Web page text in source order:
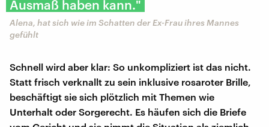
Ausmaß haben kann."
Alena, hat sich wie im Schatten der Ex-Frau ihres Mannes
gefühlt
Schnell wird aber klar: So unkompliziert ist das nicht.
Statt frisch verknallt zu sein inklusive rosaroter Brille,
beschäftigt sie sich plötzlich mit Themen wie
Unterhalt oder Sorgerecht. Es häufen sich die Briefe